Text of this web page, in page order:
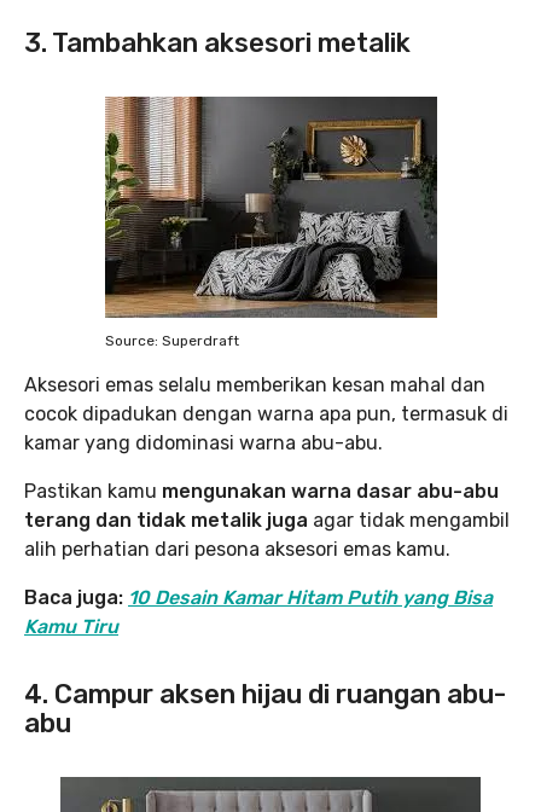
3. Tambahkan aksesori metalik
Source: Superdraft
Aksesori emas selalu memberikan kesan mahal dan
cocok dipadukan dengan warna apa pun, termasuk di
kamar yang didominasi warna abu-abu.
Pastikan kamu mengunakan warna dasar abu-abu
terang dan tidak metalik juga agar tidak mengambil
alih perhatian dari pesona aksesori emas kamu.
Baca juga: 10 Desain Kamar Hitam Putih yang Bisa
Kamu Tiru
4. Campur aksen hijau di ruangan abu-
abu